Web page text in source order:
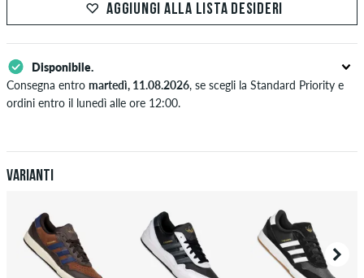
AGGIUNGI ALLA LISTA DESIDERI
Disponibile.
Consegna entro martedì, 11.08.2026, se scegli la Standard Priority e
ordini entro il lunedì alle ore 12:00.
Varianti